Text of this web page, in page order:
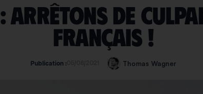
arrêtons de
Français !
Publication :05/08/2021 Thomas Wagner